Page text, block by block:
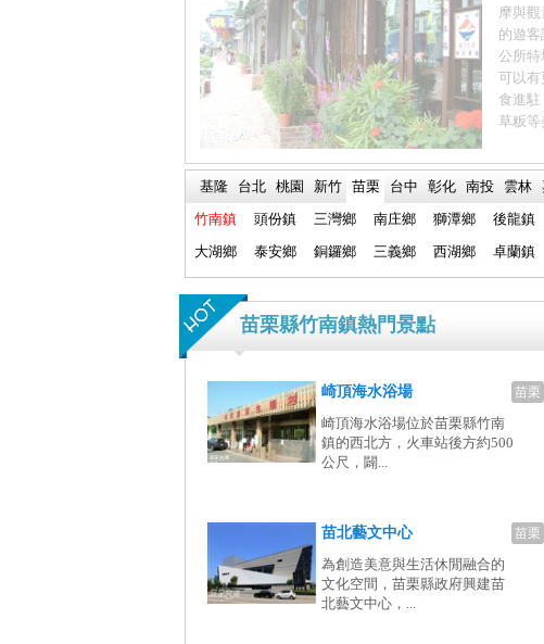
摩與
的遊
公所特
可以有
食進駐
草粄等
基隆 台北 桃園 新竹 苗栗 台中 彰化 南投 雲林
竹南鎮
頭份鎮 三灣鄉 南庄鄉 獅潭鄉 後龍鎮
大湖鄉
泰安鄉 銅鑼鄉 三義鄉 西湖鄉 卓蘭鎮
苗栗縣竹南鎮熱門景點
苗栗
崎頂海水浴場
崎頂海水浴場位於苗栗縣竹南
鎮的西北方，火車站後方約500
公尺，闢...
苗栗
苗北藝文中心
為創造美意與生活休閒融合的
文化空間，苗栗縣政府興建苗
北藝文中心，...